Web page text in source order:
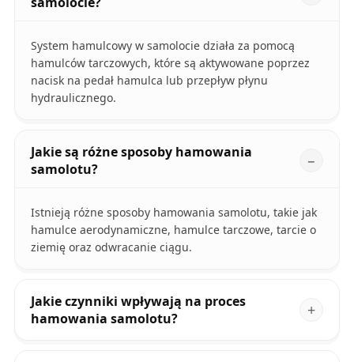
System hamulcowy w samolocie działa za pomocą
hamulców tarczowych, które są aktywowane poprzez
nacisk na pedał hamulca lub przepływ płynu
hydraulicznego.
Jakie są różne sposoby hamowania
samolotu?
Istnieją różne sposoby hamowania samolotu, takie jak
hamulce aerodynamiczne, hamulce tarczowe, tarcie o
ziemię oraz odwracanie ciągu.
Jakie czynniki wpływają na proces
hamowania samolotu?